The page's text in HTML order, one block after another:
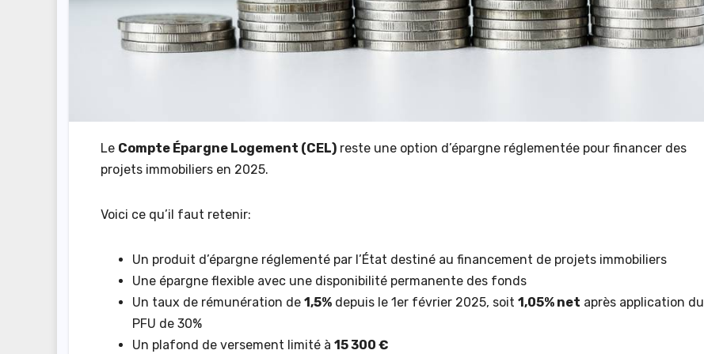
Le Compte Épargne Logement (CEL) reste une option d’épargne réglementée pour financer des
projets immobiliers en 2025.
Voici ce qu’il faut retenir:
Un produit d’épargne réglementé par l’État destiné au financement de projets immobiliers
Une épargne flexible avec une disponibilité permanente des fonds
Un taux de rémunération de 1,5% depuis le 1er février 2025, soit 1,05% net après application du
PFU de 30%
Un plafond de versement limité à 15 300 €